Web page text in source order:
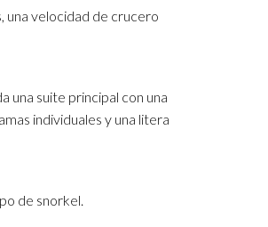
una velocidad de crucero
una suite principal con una
individuales y una litera
de snorkel.